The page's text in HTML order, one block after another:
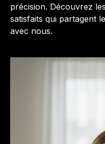
précision. Découvrez
satisfaits qui partagent
avec nous.